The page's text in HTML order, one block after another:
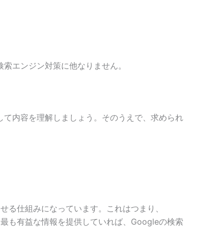
エンジン対策に他なりません。
内容を理解しましょう。そのうえで、求められ
仕組みになっています。これはつまり、
も有益な情報を提供していれば、Googleの検索